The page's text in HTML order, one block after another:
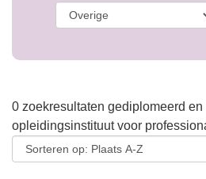
0 zoekresultaten gediplomeerd
opleidingsinstituut voor